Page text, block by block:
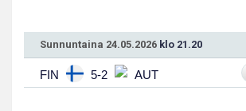
Sunnuntaina 24.05.2026 klo 21.20
FIN 5-2 AUT